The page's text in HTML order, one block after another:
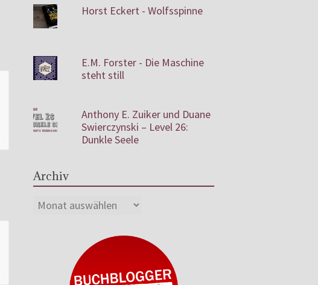
Horst Eckert - Wolfsspinne
E.M. Forster - Die Maschine
steht still
Anthony E. Zuiker und Duane
Swierczynski – Level 26:
Dunkle Seele
Archiv